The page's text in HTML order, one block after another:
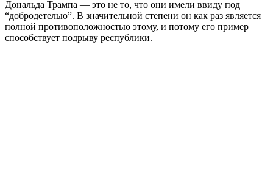
Дональда Трампа — это не то, что они имели ввиду под
“добродетелью”. В значительной степени он как раз является
полной противоположностью этому, и потому его пример
способствует подрыву республики.